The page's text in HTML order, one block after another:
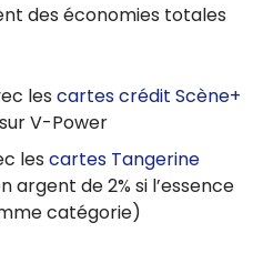
des économies totales
les cartes crédit Scène+
sur V-Power
les cartes Tangerine
argent de 2% si l’essence
catégorie)